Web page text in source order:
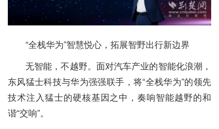
“全栈华为”智慧悦心，拓展智野出行新边界
无智能，不越野。面对汽车产业的智能化浪潮，
东风猛士科技与华为强强联手，将“全栈华为”的领先
技术注入猛士的硬核基因之中，奏响智能越野的和
谐“交响”。